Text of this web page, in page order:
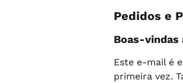
Pedidos e
Boas-vindas
Este e-mail é
primeira vez.